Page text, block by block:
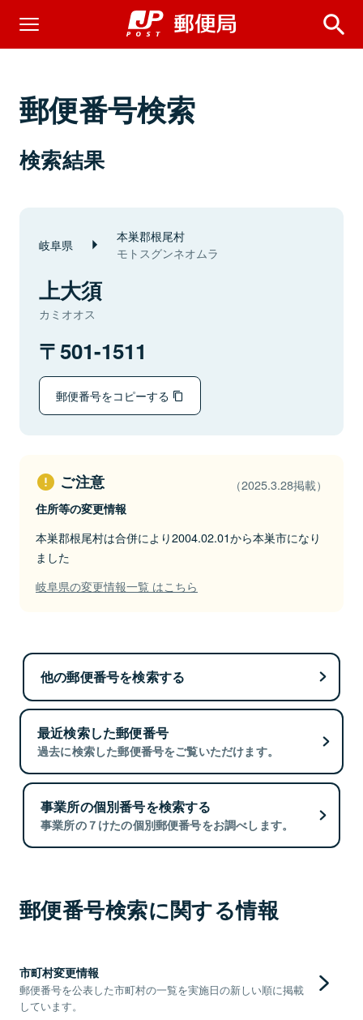
郵便番号検索
検索結果
岐阜県 本巣郡根尾村
モトスグンネオムラ
上大須
カミオオス
501-1511
郵便番号をコピーする
ご注意 （2025.3.28掲載）
住所等の変更情報
本巣郡根尾村は合併により2004.02.01から本巣市になり
ました
岐阜県の変更情報一覧 はこちら
他の郵便番号を検索する
最近検索した郵便番号
過去に検索した郵便番号をご覧いただけます。
事業所の個別番号を検索する
事業所の７けたの個別郵便番号をお調べします。
郵便番号検索に関する情報
市町村変更情報
郵便番号を公表した市町村の一覧を実施日の新しい順に掲載
しています。